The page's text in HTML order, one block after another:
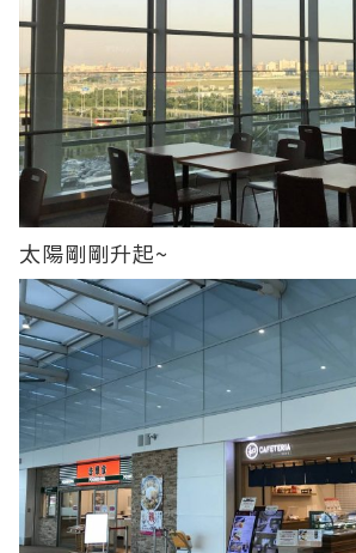
太陽剛剛升起~